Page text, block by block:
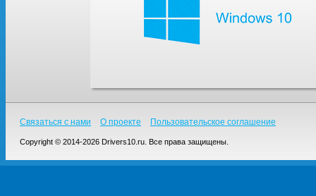
Связаться с нами О проекте Пользовательское соглашение
Copyright © 2014-2026 Drivers10.ru. Все права защищены.